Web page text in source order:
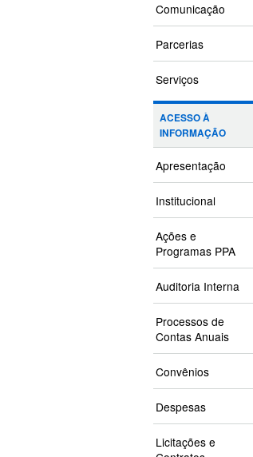
Comunicação
Parcerias
Serviços
ACESSO À
INFORMAÇÃO
Apresentação
Institucional
Ações e
Programas PPA
Auditoria Interna
Processos de
Contas Anuais
Convênios
Despesas
Licitações e